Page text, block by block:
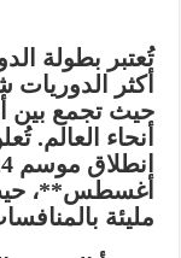
تُعتبر بطولة
أكثر الدوريات
حيث تجمع بين
أنحاء العالم.
أغسطس**، حيث
مليئة